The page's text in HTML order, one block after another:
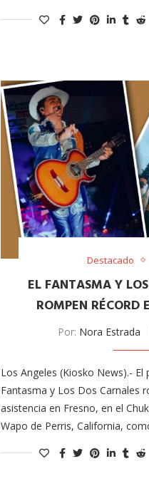
Destacado
EL FANTASMA Y
ROMPEN RÉCORD
Por: Nora Estrada
Los Angeles (Kiosko News).- El
Fantasma y Los Dos Carnales
asistencia en Fresno, en el
Wapo de Perris, California,